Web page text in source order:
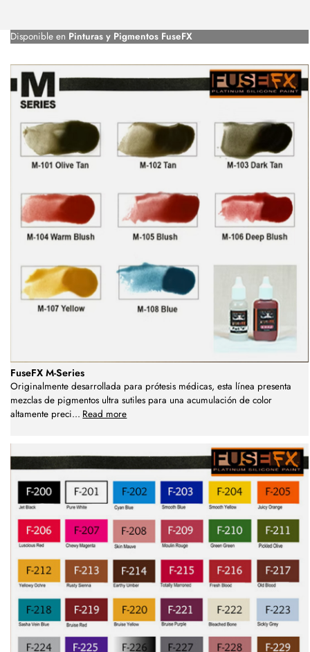
Disponible en Pinturas y Pigmentos FuseFX
FuseFX M-Series
Originalmente desarrollada para prótesis médicas, esta línea presenta
mezclas de pigmentos ultra sutiles para una acumulación de color
altamente preci... Read more